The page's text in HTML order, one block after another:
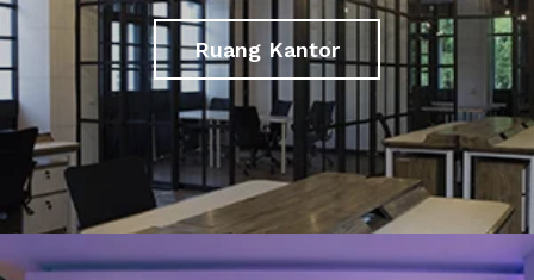
Ruang Kantor